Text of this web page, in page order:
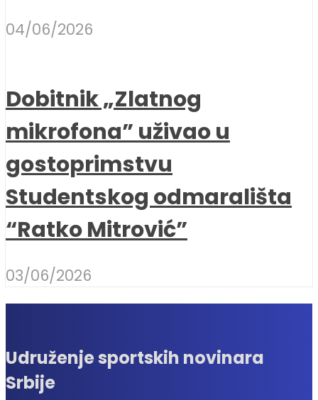
04/06/2026
Dobitnik „Zlatnog
mikrofona” uživao u
gostoprimstvu
Studentskog odmarališta
“Ratko Mitrović”
03/06/2026
Udruženje sportskih novinara
Srbije